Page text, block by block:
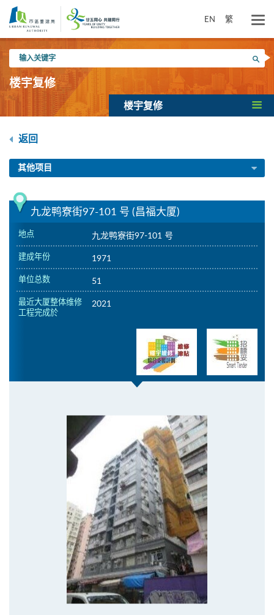
内
EN 繁
入
关
键
搜寻
楼宇复修
楼宇复修
返回
其他项目
九龙鸭寮街97-101 号 (昌福大厦)
地点 九龙鸭寮街97-101 号
建成年份 1971
单位总数 51
最近大厦整体维修
工程完成於
2021